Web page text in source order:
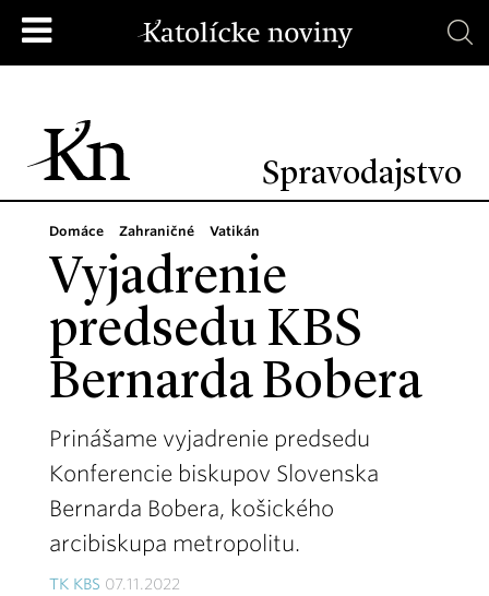
Spravodajstvo
Domáce Zahraničné Vatikán
Vyjadrenie
predsedu KBS
Bernarda Bobera
Prinášame vyjadrenie predsedu
Konferencie biskupov Slovenska
Bernarda Bobera, košického
arcibiskupa metropolitu.
TK KBS 07.11.2022